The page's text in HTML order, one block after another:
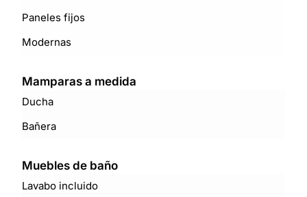
Paneles fijos
Modernas
Mamparas a medida
Ducha
Bañera
Muebles de baño
Lavabo incluido